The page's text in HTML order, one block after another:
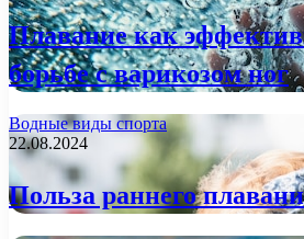
Плавание как
борьбе с варикозом ног
Водные виды спорта
22.08.2024
Польза раннего